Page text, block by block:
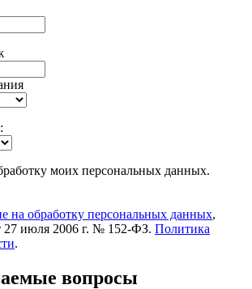
моих персональных данных.
на обработку персональных данных,
27 июля 2006 г. № 152-ФЗ. Политика
.
вопросы